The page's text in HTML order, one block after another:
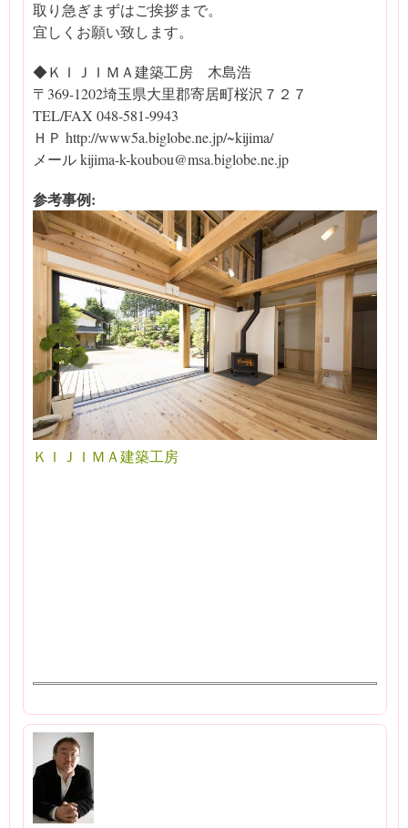
取り急ぎまずはご挨拶まで。
宜しくお願い致します。
◆ＫＩＪＩＭＡ建築工房 木島浩
〒369-1202埼玉県大里郡寄居町桜沢７２７
TEL/FAX 048-581-9943
ＨＰ http://www5a.biglobe.ne.jp/~kijima/
メール kijima-k-koubou@msa.biglobe.ne.jp
参考事例:
ＫＩＪＩＭＡ建築工房